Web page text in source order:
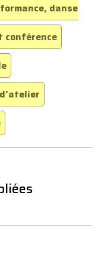
danse
conférence